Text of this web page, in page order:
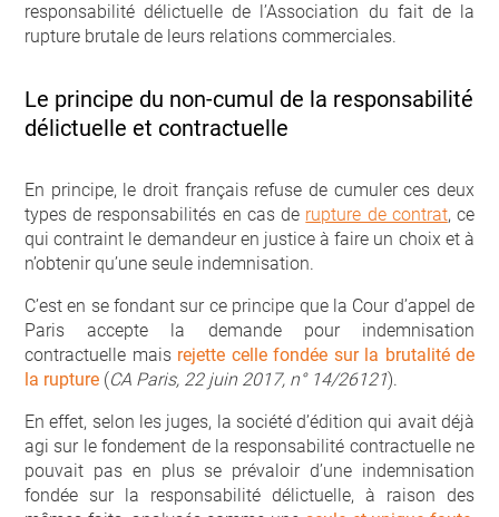
responsabilité délictuelle de l’Association du fait de la
rupture brutale de leurs relations commerciales.
Le principe du non-cumul de la responsabilité
délictuelle et contractuelle
En principe, le droit français refuse de cumuler ces deux
types de responsabilités en cas de rupture de contrat, ce
qui contraint le demandeur en justice à faire un choix et à
n’obtenir qu’une seule indemnisation.
C’est en se fondant sur ce principe que la Cour d’appel de
Paris accepte la demande pour indemnisation
contractuelle mais rejette celle fondée sur la brutalité de
la rupture (CA Paris, 22 juin 2017, n° 14/26121).
En effet, selon les juges, la société d’édition qui avait déjà
agi sur le fondement de la responsabilité contractuelle ne
pouvait pas en plus se prévaloir d’une indemnisation
fondée sur la responsabilité délictuelle, à raison des